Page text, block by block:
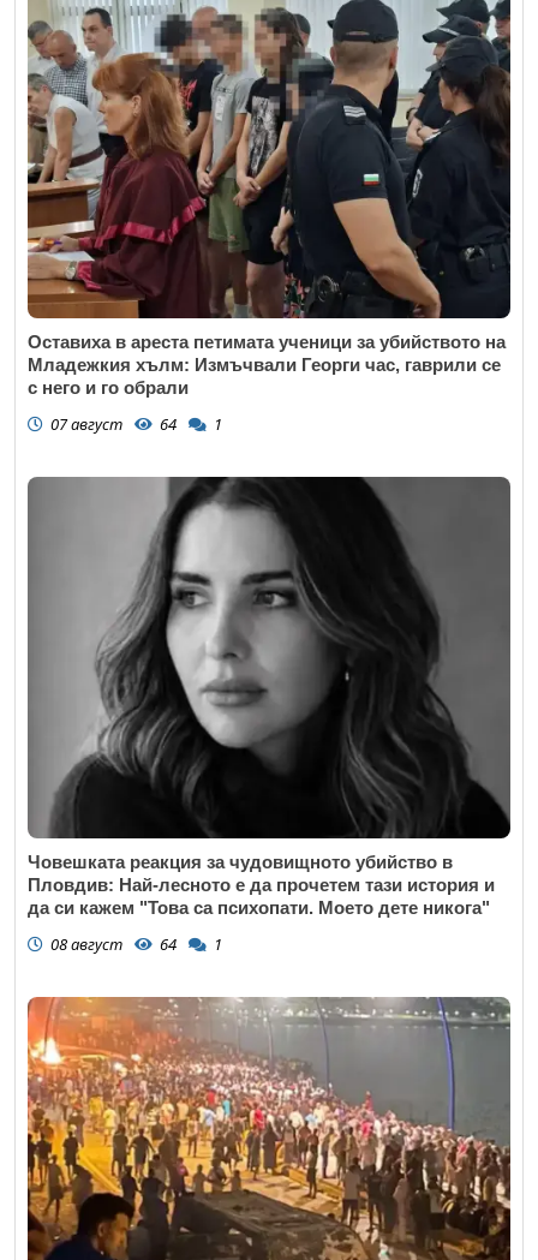
Оставиха в ареста петимата ученици за убийството на
Младежкия хълм: Измъчвали Георги час, гаврили се
с него и го обрали
07 август 64 1
Човешката реакция за чудовищното убийство в
Пловдив: Най-лесното е да прочетем тази история и
да си кажем "Това са психопати. Моето дете никога"
08 август 64 1